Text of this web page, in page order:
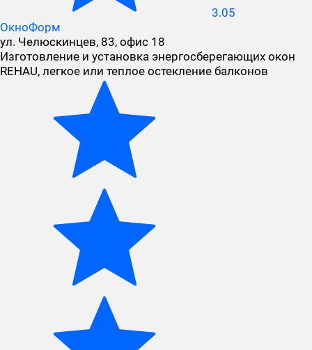
3.05
ОкноФорм
ул. Челюскинцев, 83, офис 18
Изготовление и установка энергосберегающих окон
REHAU, легкое или теплое остекление балконов